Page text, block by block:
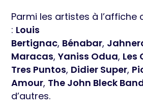
Parmi les artistes à l’affiche
: Louis
Bertignac, Bénabar,
Maracas,Yaniss Odua, Les
Tres Puntos, Didier Super,
Amour, The John Bleck
d’autres.